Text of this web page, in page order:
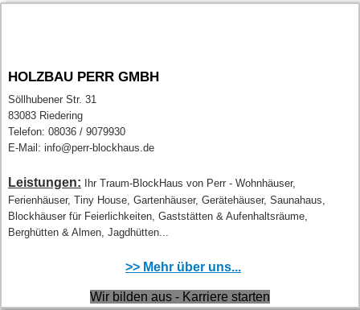
HOLZBAU PERR GMBH
Söllhubener Str. 31
83083 Riedering
Telefon: 08036 / 9079930
E-Mail: info@perr-blockhaus.de
Leistungen:
Ihr Traum-BlockHaus von Perr - Wohnhäuser,
Ferienhäuser, Tiny House, Gartenhäuser, Gerätehäuser, Saunahaus,
Blockhäuser für Feierlichkeiten, Gaststätten & Aufenhaltsräume,
Berghütten & Almen, Jagdhütten...
>> Mehr über uns...
Wir bilden aus - Karriere starten